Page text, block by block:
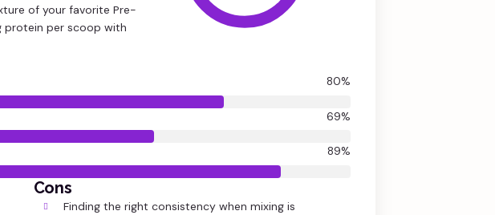
of your favorite Pre-
protein per scoop with
80%
69%
89%
Cons
Finding the right consistency when mixing is
like you're using an ad-blocker!